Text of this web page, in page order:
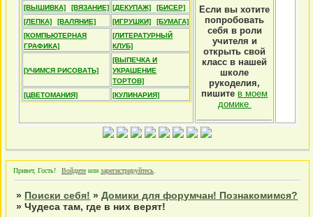
[ВЫШИВКА] [ВЯЗАНИЕ] [ДЕКУПАЖ]
[БИСЕР]
[ЛЕПКА]
[ВАЛЯНИЕ] [ИГРУШКИ]
[БУМАГА]
[КОМПЬЮТЕРНАЯ
ГРАФИКА]
[ЛИТЕРАТУРНЫЙ
КЛУБ]
[УЧИМСЯ РИСОВАТЬ]
[ВЫПЕЧКА И
УКРАШЕНИЕ
ТОРТОВ]
[ЦВЕТОМАНИЯ]
[КУЛИНАРИЯ]
Если вы хотите
попробовать
себя в роли
учителя и
открыть свой
класс в нашей
школе
рукоделия,
пишите в моем
домике
Привет, Гость! Войдите или зарегистрируйтесь
» Поиски себя! »Домики для форумчан! Познакомимся?
»Чудеса там, где в них верят!